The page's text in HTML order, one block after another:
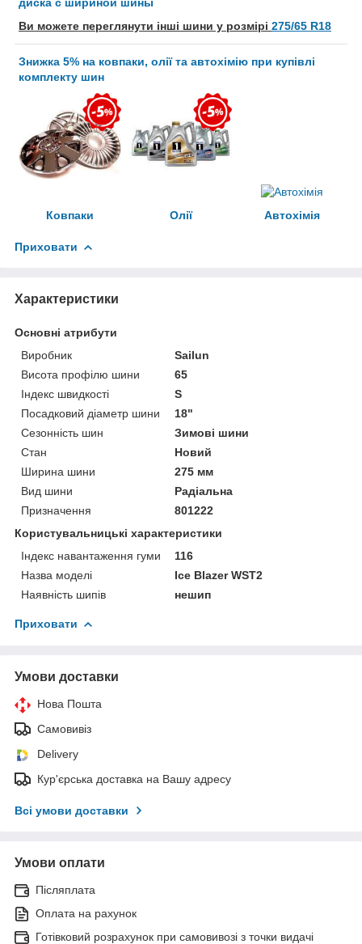
Ви можете переглянути інші шини у розмірі 275/65 R18
Знижка 5% на ковпаки, олії та автохімію при купівлі
комплекту шин
Ковпаки Олії Автохімія
Приховати
Характеристики
Основні атрибути
Виробник
Sailun
Висота профілю шини
65
Індекс швидкості
S
Посадковий діаметр шини
18"
Сезонність шин
Зимові шини
Стан
Новий
Ширина шини
275 мм
Вид шини
Радіальна
Призначення
801222
Користувальницькі характеристики
Індекс навантаження гуми
116
Назва моделі
Ice Blazer WST2
Наявність шипів
нешип
Приховати
Умови доставки
Нова Пошта
Самовивіз
Delivery
Кур'єрська доставка на Вашу адресу
Всі умови доставки
Умови оплати
Післяплата
Оплата на рахунок
Готівковий розрахунок при самовивозі з точки видачі